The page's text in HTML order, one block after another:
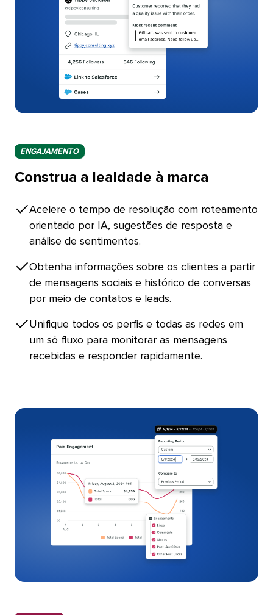
ENGAJAMENTO​​
Construa a lealdade à marca​​
Acelere o tempo de resolução com roteamento
orientado por IA, sugestões de resposta e
análise de sentimentos.​​
Obtenha informações sobre os clientes a partir
de mensagens sociais e histórico de conversas
por meio de contatos e leads.​​
Unifique todos os perfis e todas as redes em
um só fluxo para monitorar as mensagens
recebidas e responder rapidamente.​​